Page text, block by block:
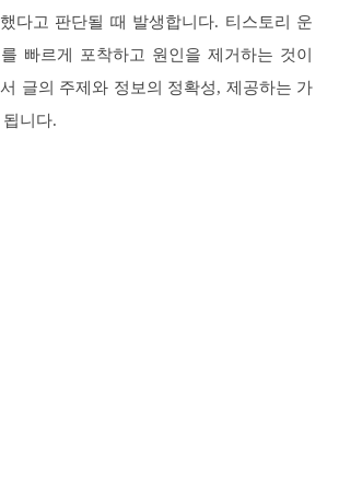
다고 판단될 때 발생합니다. 티스토리 운
빠르게 포착하고 원인을 제거하는 것이
글의 주제와 정보의 정확성, 제공하는 가
니다.